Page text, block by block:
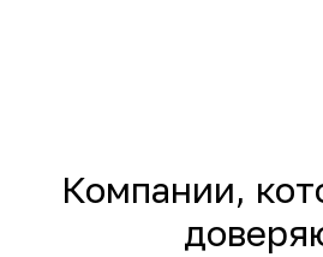
Компании,